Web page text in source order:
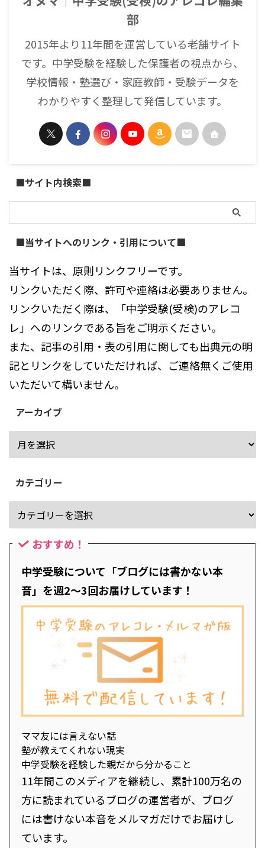
部
2015年より11年間を運営している老舗サイト
です。中学受験を経験した保護者の視点から、
学校情報・塾選び・家庭教師・受験データを
わかりやすく整理して発信しています。
■サイト内検索■
■当サイトへのリンク・引用について■
当サイトは、原則リンクフリーです。
リンクいただく際、許可や連絡は必要ありません。
リンクいただく際は、「中学受験(受検)のアレコ
レ」へのリンクである旨をご明示ください。
また、記事の引用・表の引用に関しても出典元の明
記とリンクをしていただければ、ご連絡無くご使用
いただいて構いません。
アーカイブ
カテゴリー
おすすめ！
中学受験について「ブログには書かない本
音」を週2～3回お届けしています！
ママ友には言えない話
塾が教えてくれない現実
中学受験を経験した親だから分かること
11年間このメディアを継続し、累計100万名の
方に読まれているブログの運営者が、ブログ
には書けない本音をメルマガだけでお届けし
ています。